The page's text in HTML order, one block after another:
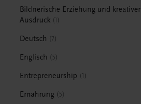
Bildnerische Erziehung und kreativer
Ausdruck 1
Deutsch 7
Englisch 5
Entrepreneurship 1
Ernährung 5